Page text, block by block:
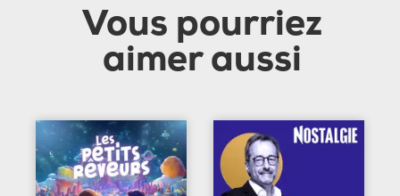
Vous pourriez
aimer aussi